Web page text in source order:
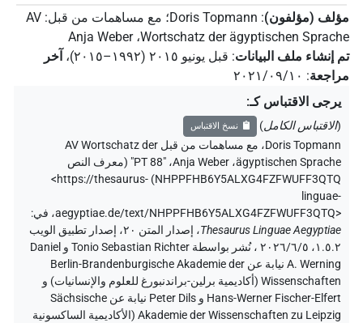
مؤلف (مؤلفون):
Doris Topmann؛ مع مساهمات من قبل:
AV
Wortschatz der ägyptischen Sprache،Anja Weber
تم إنشاء ملف البيانات: قبل يونيو ۲۰۱٥ (۱۹۹۲–۲۰۱٥) ، آخر
مراجعة: ٢٠٢١/٠٩/١٠
يرجى الاقتباس كـ:
(الاقتباس الكامل) نسخ الاقتباس
Doris Topmann، مع مساهمات من قبل AV Wortschatz der
ägyptischen Sprache، Anja Weber، "PT 88" (
معرف النص
NHPPFHB6Y5ALXG4FZFWUFF3QTQ
)
<https://thesaurus-
linguae-
aegyptiae.de/text/NHPPFHB6Y5ALXG4FZFWUFF3QTQ>، في:
Thesaurus Linguae Aegyptiae،
إصدار المتن ٢٠، إصدار تطبيق الويب
۱.٥.٢، ٢٠٢٦/٦/٥ ، نُشر بواسطة Tonio Sebastian Richter و Daniel
A. Werning نيابة عن Berlin-Brandenburgische Akademie der
Wissenschaften (أكاديمية برلين-براندنبورغ للعلوم والإنسانيات) و
Hans-Werner Fischer-Elfert و Peter Dils نيابة عن Sächsische
Akademie der Wissenschaften zu Leipzig (الأكاديمية الساكسونية